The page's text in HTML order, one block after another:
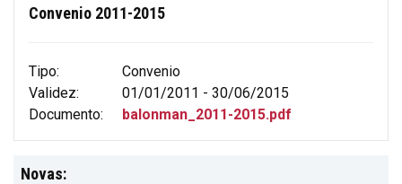
Convenio 2011-2015
Tipo:
Convenio
Validez:
01/01/2011 - 30/06/2015
Documento:
balonman_2011-2015.pdf
Novas: